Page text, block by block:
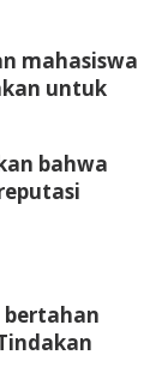
mahasiswa
untuk
bahwa
bertahan